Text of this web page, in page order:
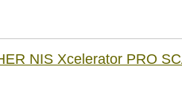
NIS Xcelerator PRO